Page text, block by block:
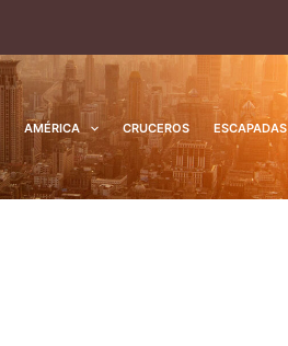
AMÉRICA CRUCEROS ESCAPADAS